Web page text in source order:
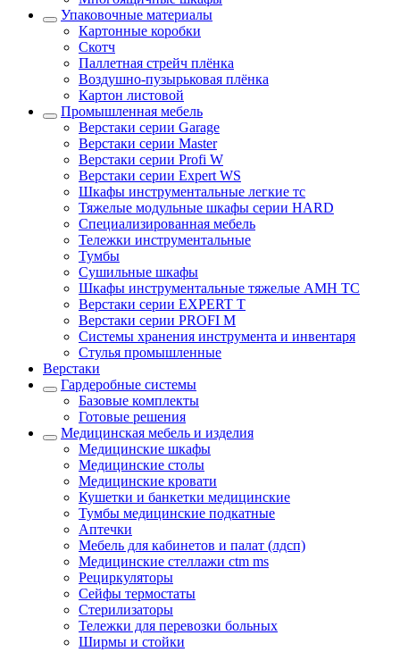
Упаковочные материалы
Картонные коробки
Скотч
Паллетная стрейч плёнка
Воздушно-пузырьковая плёнка
Картон листовой
Промышленная мебель
Верстаки серии Garage
Верстаки серии Master
Верстаки серии Profi W
Верстаки серии Expert WS
Шкафы инструментальные легкие тс
Тяжелые модульные шкафы серии HARD
Cпециализированная мебель
Тележки инструментальные
Тумбы
Cушильные шкафы
Шкафы инструментальные тяжелые AMH TC
Верстаки серии EXPERT T
Верстаки серии PROFI M
Системы хранения инструмента и инвентаря
Стулья промышленные
Верстаки
Гардеробные системы
Базовые комплекты
Готовые решения
Медицинская мебель и изделия
Медицинские шкафы
Медицинские столы
Медицинские кровати
Кушетки и банкетки медицинские
Тумбы медицинские подкатные
Аптечки
Мебель для кабинетов и палат (лдсп)
Медицинские стеллажи ctm ms
Рециркуляторы
Сейфы термостаты
Стерилизаторы
Тележки для перевозки больных
Ширмы и стойки